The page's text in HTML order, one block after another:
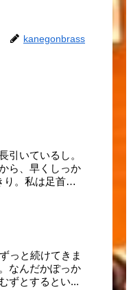
kanegonbrass
引いているし。
ら、早くしっか
。私は足首
っと続けてきま
なんだかぽっか
ずとするとい...